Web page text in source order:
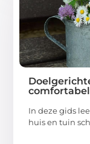
In deze gids
huis en tuin